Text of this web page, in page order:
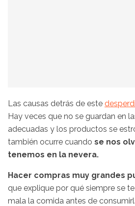
Las causas detrás de este
Hay veces que no se guardan en
adecuadas y los productos se
también ocurre cuando se nos
tenemos en la nevera.
Hacer compras muy grandes
que explique por qué siempre se
mala la comida antes de